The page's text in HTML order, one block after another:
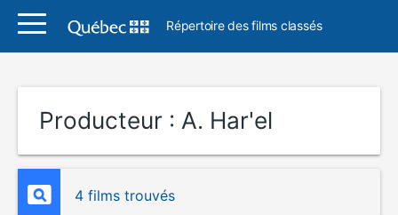
Répertoire des films classés
Producteur : A. Har'el
4 films trouvés